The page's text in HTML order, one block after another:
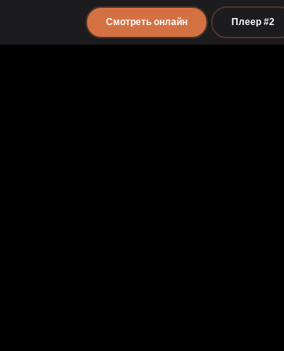
Смотреть онлайн Плеер #2